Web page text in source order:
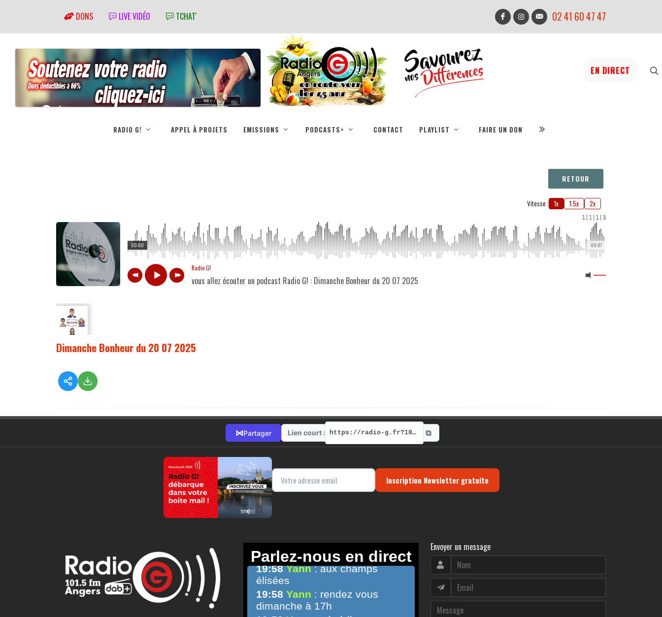
DONS LIVE VIDÉO TCHAT' 02 41 60 47 47
EN DIRECT
RADIO G! APPEL À PROJETS EMISSIONS PODCASTS+ CONTACT PLAYLIST FAIRE UN DON
RETOUR
Vitesse : 1x 1.5x 2x
1 1 1 3
00:07
00:00
Radio G!
vous allez écouter un podcast Radio G! : Dimanche Bonheur du 20 07 2025
Dimanche Bonheur du 20 07 2025
⋈Partager Lien court : https://radio-g.fr?18211 ⧉
Inscription Newsletter gratuite
Envoyer un message